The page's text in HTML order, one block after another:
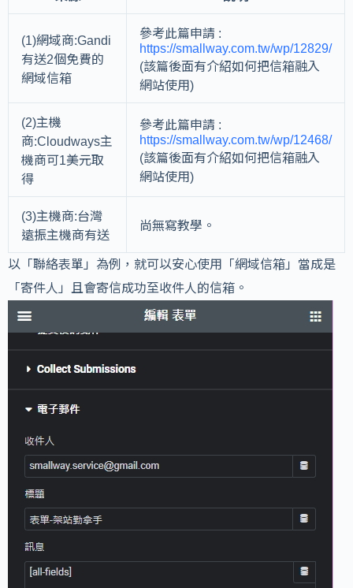
(1)網域商:Gandi
有送2個免費的
網域信箱
參考此篇申請 :
https://smallway.com.tw/wp/12829/
(該篇後面有介紹如何把信箱融入
網站使用)
(2)主機
商:Cloudways主
機商可1美元取
得
參考此篇申請 :
https://smallway.com.tw/wp/12468/
(該篇後面有介紹如何把信箱融入
網站使用)
(3)主機商:台灣
遠振主機商有送
尚無寫教學。
以「聯絡表單」為例，就可以安心使用「網域信箱」當成是
「寄件人」且會寄信成功至收件人的信箱。